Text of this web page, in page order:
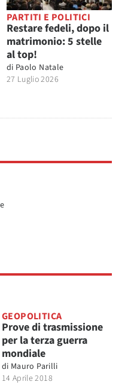
PARTITI E POLITICI
Restare fedeli, dopo il
matrimonio: 5 stelle
al top!
di Paolo Natale
27 Luglio 2026
GEOPOLITICA
Prove di trasmissione
per la terza guerra
mondiale
di Mauro Parilli
14 Aprile 2018